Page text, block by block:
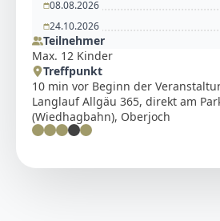
08.08.2026
24.10.2026
Teilnehmer
Max. 12 Kinder
Treffpunkt
10 min vor Beginn der
Langlauf Allgäu 365, direkt am
(Wiedhagbahn), Oberjoch